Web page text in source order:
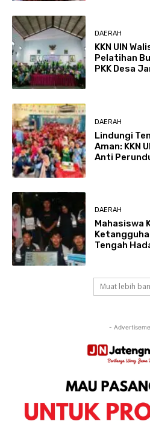
DAERAH
KKN UIN
Pelatihan
PKK Desa
DAERAH
Lindungi
Aman: KKN
Anti
DAERAH
Mahasiswa
Tengah
Muat lebih
-